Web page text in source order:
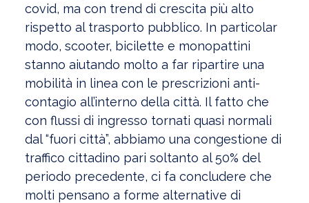
covid, ma con trend di crescita più alto
rispetto al trasporto pubblico. In particolar
modo, scooter, bicilette e monopattini
stanno aiutando molto a far ripartire una
mobilità in linea con le prescrizioni anti-
contagio all’interno della città. Il fatto che
con flussi di ingresso tornati quasi normali
dal “fuori città”, abbiamo una congestione di
traffico cittadino pari soltanto al 50% del
periodo precedente, ci fa concludere che
molti pensano a forme alternative di